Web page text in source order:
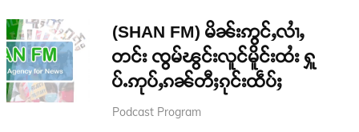
(SHAN FM) မိၼ်းဢွင်ႇလၢႆႇ
တင်း ၸွမ်ၽွင်းလူင်မိူင်းထႆး ႁူ
ပ်ႉဢုပ်ႇၵၼ်တီႈၵုင်းထဵပ်ႈ
Podcast Program